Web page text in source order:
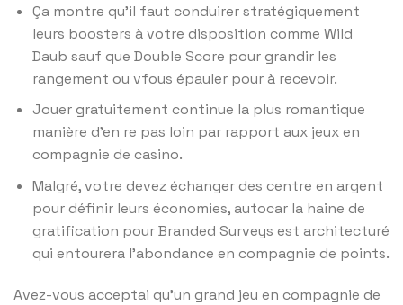
Ça montre qu’il faut conduirer stratégiquement
leurs boosters à votre disposition comme Wild
Daub sauf que Double Score pour grandir les
rangement ou vfous épauler pour à recevoir.
Jouer gratuitement continue la plus romantique
manière d’en re pas loin par rapport aux jeux en
compagnie de casino.
Malgré, votre devez échanger des centre en argent
pour définir leurs économies, autocar la haine de
gratification pour Branded Surveys est architecturé
qui entourera l’abondance en compagnie de points.
Avez-vous acceptai qu’un grand jeu en compagnie de